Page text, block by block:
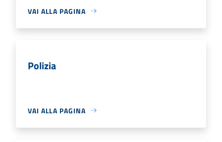
VAI ALLA PAGINA
Polizia
VAI ALLA PAGINA